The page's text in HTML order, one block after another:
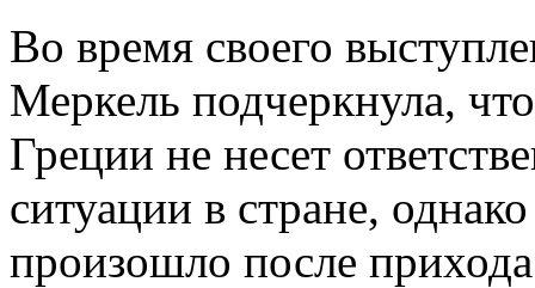
Во время своего
Меркель подчеркнула,
Греции не несет
ситуации в стране,
произошло после